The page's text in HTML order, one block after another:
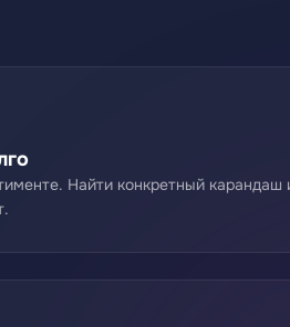
Найти конкретный